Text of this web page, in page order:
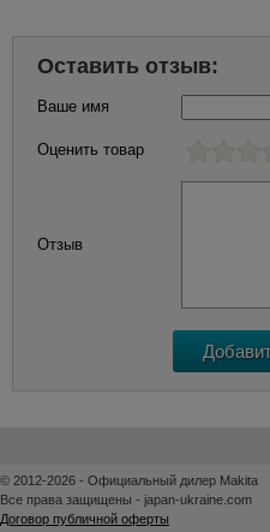
Оставить отзыв:
Ваше имя
Оценить товар
Отзыв
© 2012-2026 - Официальный дилер Makita
Все права защищены - japan-ukraine.com
Договор публичной оферты